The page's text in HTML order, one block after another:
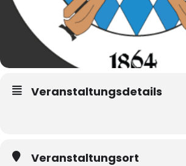
Veranstaltungsdetails
Veranstaltungsort